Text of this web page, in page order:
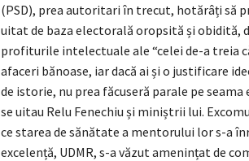
(PSD), prea autoritari în trecut, hotărâți să
uitat de baza electorală oropsită și obidită,
profiturile intelectuale ale “celei de-a treia
afaceri bănoase, iar dacă ai și o justificare
de istorie, nu prea făcuseră parale pe
se uitau Relu Fenechiu și miniștrii lui.
ce starea de sănătate a mentorului lor s-a
excelență, UDMR, s-a văzut amenințat de